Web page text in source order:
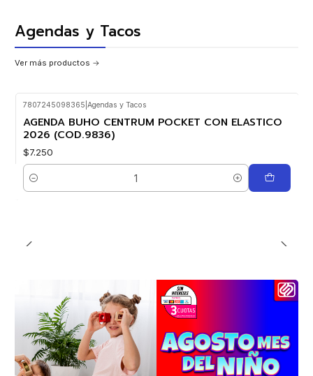
Agendas y Tacos
Ver más productos
7807245098365 Agendas y Tacos
AGENDA BUHO CENTRUM POCKET CON ELASTICO
2026 (COD.9836)
$7.250
Cantidad